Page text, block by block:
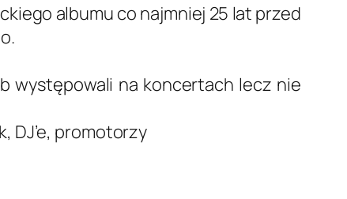
albumu co najmniej 25 lat przed
występowali na koncertach lecz nie
DJ’e, promotorzy